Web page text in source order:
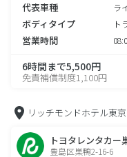
代表車種 ラ
ボディタイプ ト
営業時間
6時間まで5,500円
免責補償制度1,100円
リッチモンドホテル東
トヨタレンタカー
豊島区巣鴨2-16-6